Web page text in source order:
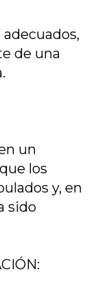
de una
un
los
y, en
sido